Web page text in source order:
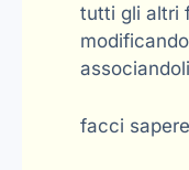
tutti gli altri
facci